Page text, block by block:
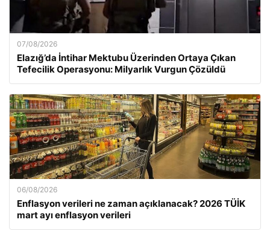
07/08/2026
Elazığ’da İntihar Mektubu Üzerinden Ortaya Çıkan
Tefecilik Operasyonu: Milyarlık Vurgun Çözüldü
06/08/2026
Enflasyon verileri ne zaman açıklanacak? 2026 TÜİK
mart ayı enflasyon verileri